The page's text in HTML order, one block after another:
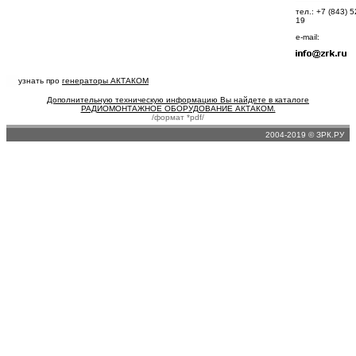
тел.: +7 (843)
19
e-mail:
узнать про генераторы АКТАКОМ
Дополнительную техническую информацию Вы найдете в каталоге
РАДИОМОНТАЖНОЕ ОБОРУДОВАНИЕ АКТАКОМ.
/формат *pdf/
2004-2019 © ЗРК.РУ